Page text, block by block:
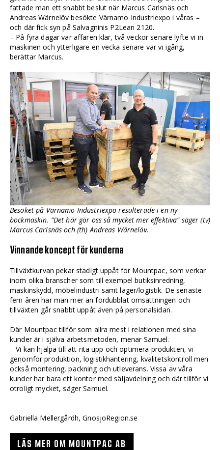
fattade man ett snabbt beslut när Marcus Carlsnäs och
Andreas Wärnelöv besökte Värnamo Industriexpo i våras –
och där fick syn på Salvagninis P2Lean 2120.
– På fyra dagar var affären klar, två veckor senare lyfte vi in
maskinen och ytterligare en vecka senare var vi igång,
berättar Marcus.
Besöket på Värnamo Industriexpo resulterade i en ny
bockmaskin. ”Det här gör oss så mycket mer effektiva” säger (tv)
Marcus Carlsnäs och (th) Andreas Wärnelöv.
Vinnande koncept för kunderna
Tillväxtkurvan pekar stadigt uppåt för Mountpac, som verkar
inom olika branscher som till exempel butiksinredning,
maskinskydd, möbelindustri samt lager/logistik. De senaste
fem åren har man mer än fördubblat omsättningen och
tillväxten går snabbt uppåt även på personalsidan.
Där Mountpac tillför som allra mest i relationen med sina
kunder är i själva arbetsmetoden, menar Samuel.
– Vi kan hjälpa till att rita upp och optimera produkten, vi
genomför produktion, logistikhantering, kvalitetskontroll men
också montering, packning och utleverans. Vissa av våra
kunder har bara ett kontor med säljavdelning och där tillför vi
otroligt mycket, säger Samuel.
Gabriella Mellergårdh, GnosjoRegion.se
LÄS MER OM MOUNTPAC AB